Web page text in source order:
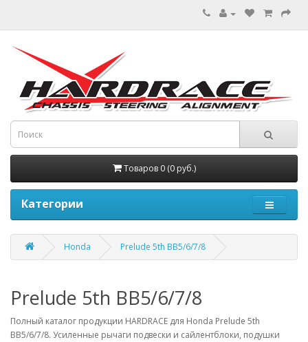
Товаров 0 (0 руб.)
Категории
Honda Prelude 5th BB5/6/7/8
Prelude 5th BB5/6/7/8
Полный каталог продукции HARDRACE для Honda Prelude 5th
BB5/6/7/8. Усиленные рычаги подвески и сайлентблоки, подушки